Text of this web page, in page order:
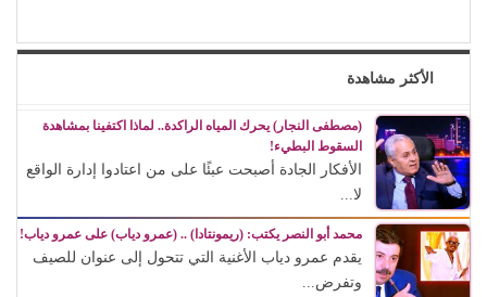
الأكثر مشاهدة
(مصطفى النجار) يحرك المياه الراكدة.. لماذا اكتفينا بمشاهدة
السقوط البطيء!
الأفكار الجادة أصبحت عبئًا على من اعتادوا إدارة الواقع
لا...
محمد أبو النصر يكتب: (ريمونتادا) .. (عمرو دياب) على عمرو دياب!
يقدم عمرو دياب الأغنية التي تتحول إلى عنوان للصيف
وتفرض...